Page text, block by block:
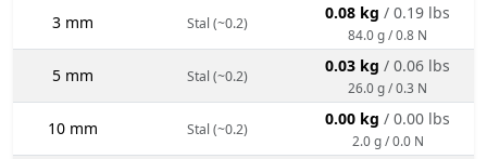
3 mm Stal (~0.2)
0.08 kg / 0.19 lbs
84.0 g / 0.8 N
5 mm Stal (~0.2)
0.03 kg / 0.06 lbs
26.0 g / 0.3 N
10 mm Stal (~0.2)
0.00 kg / 0.00 lbs
2.0 g / 0.0 N